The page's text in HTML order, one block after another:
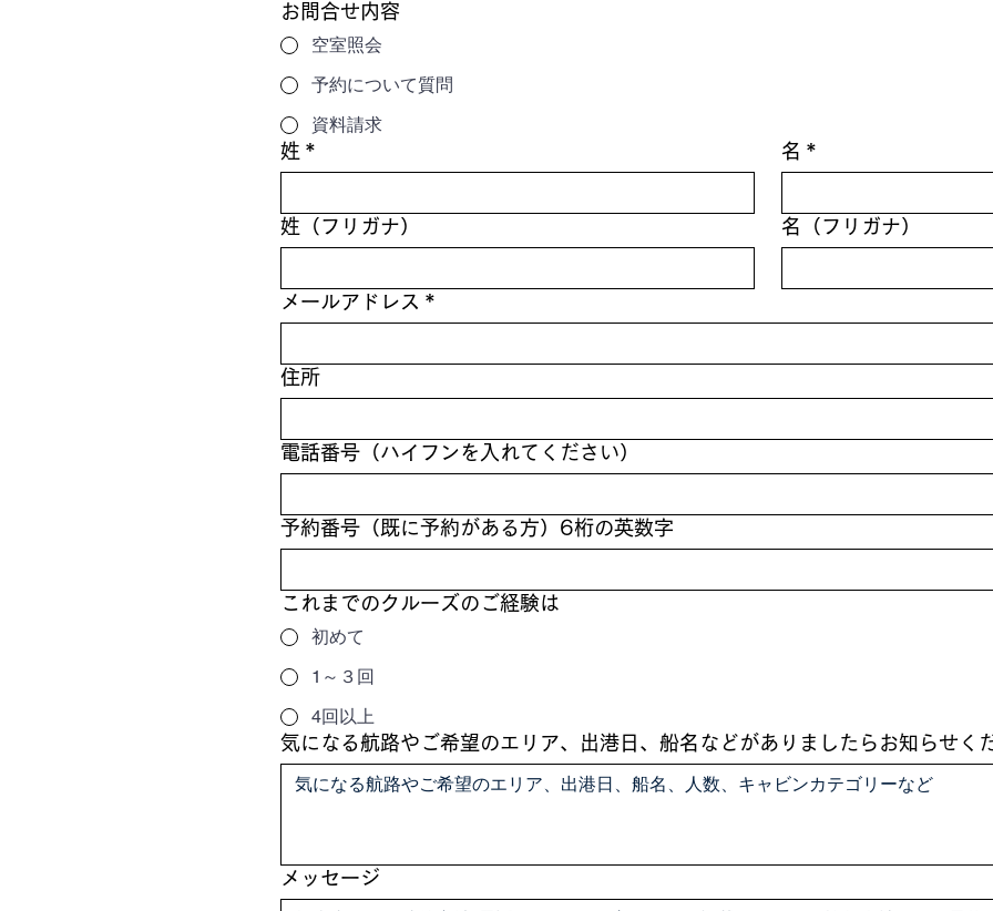
お問合せ内容
空室照会
予約について質問
資料請求
姓 * 名 *
姓（フリガナ） 名（フリガナ）
メールアドレス *
住所
電話番号（ハイフンを入れてください）
予約番号（既に予約がある方）6桁の英数字
これまでのクルーズのご経験は
初めて
1～３回
4回以上
気になる航路やご希望のエリア、出港日、船名などがありましたらお知らせく
メッセージ